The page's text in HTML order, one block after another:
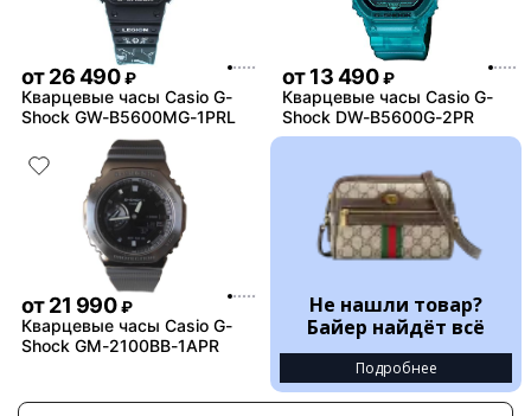
от26 490 ₽
Кварцевые часы Casio G-
Shock GW-B5600MG-1PRL
от13 490 ₽
Кварцевые часы Casio G-
Shock DW-B5600G-2PR
от21 990 ₽
Кварцевые часы Casio G-
Shock GM-2100BB-1APR
Не нашли товар?
Байер найдёт всё
Подробнее